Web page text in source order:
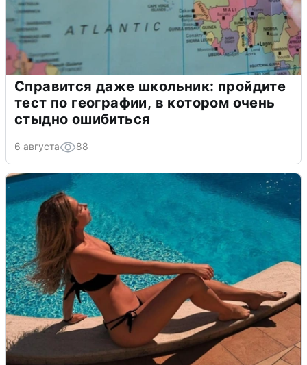
Справится даже школьник: пройдите
тест по географии, в котором очень
стыдно ошибиться
6 августа 88